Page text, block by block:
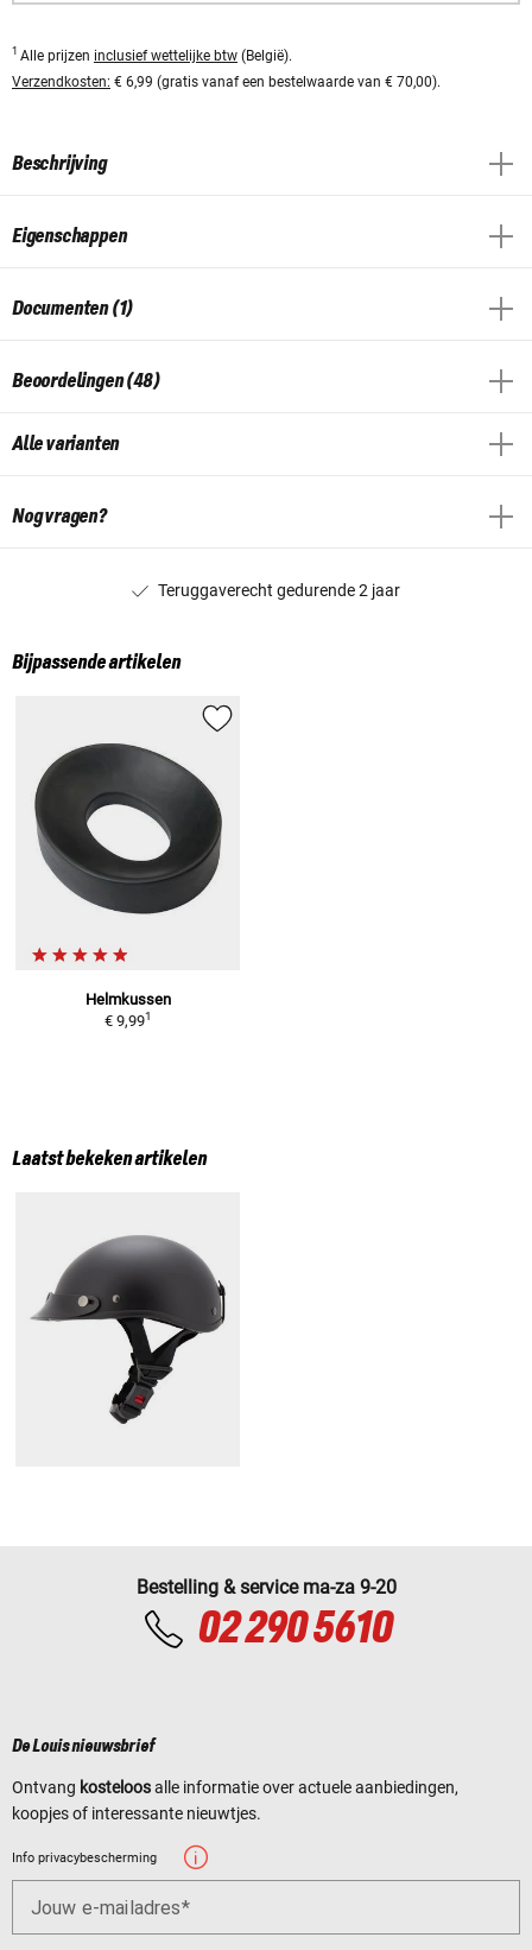
1 Alle prijzen inclusief wettelijke btw (België).
Verzendkosten: € 6,99 (gratis vanaf een bestelwaarde van € 70,00).
Beschrijving
Eigenschappen
Documenten (1)
Beoordelingen (48)
Alle varianten
Nog vragen?
Teruggaverecht gedurende 2 jaar
Bijpassende artikelen
Helmkussen
€ 9,991
Laatst bekeken artikelen
Bestelling & service ma-za 9-20
02 290 5610
De Louis nieuwsbrief
Ontvang kosteloosalle informatie over actuele aanbiedingen,
koopjes of interessante nieuwtjes.
Info privacybescherming
Jouw e-mailadres